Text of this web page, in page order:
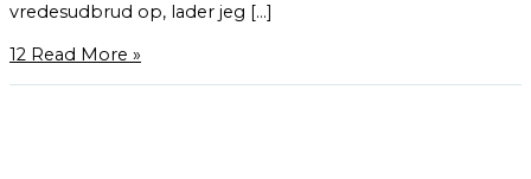
vredesudbrud op, lader jeg […]
12 Read More »